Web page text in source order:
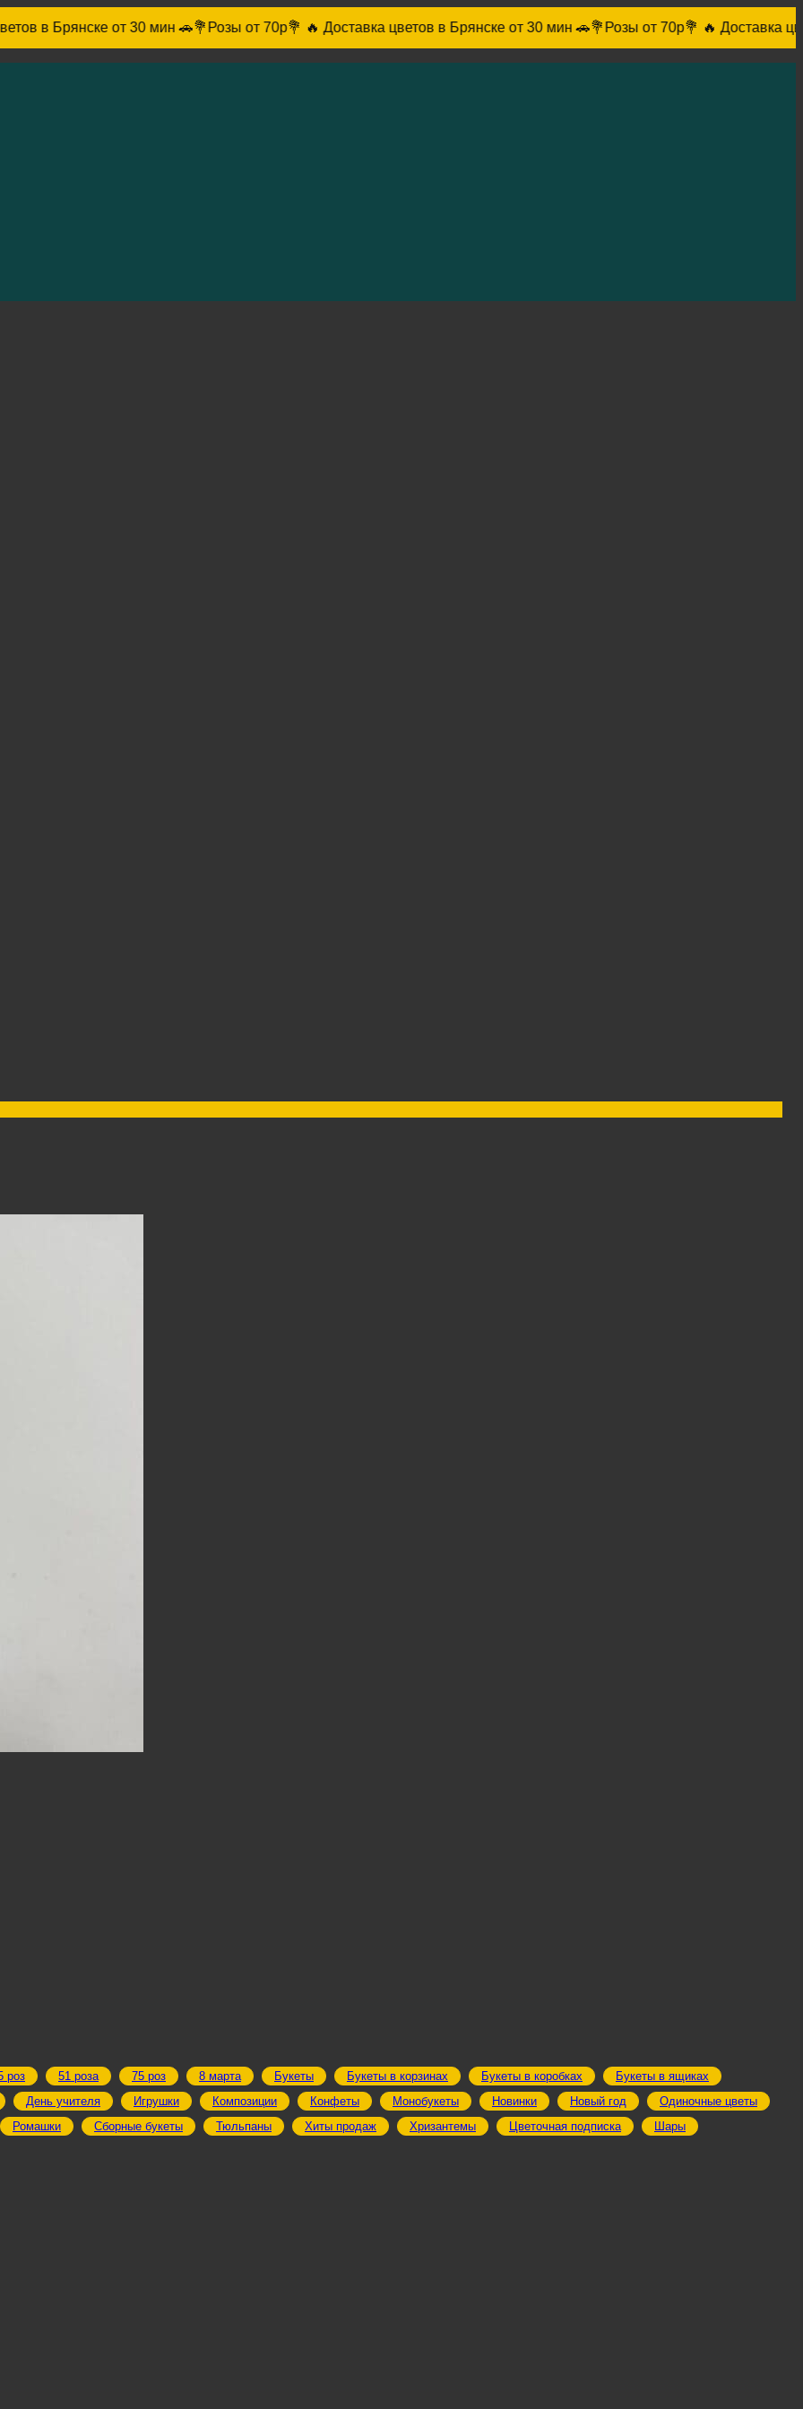
от 30 мин 🚗💐Розы от 70р💐 🔥 Доставка цветов в Брянске от 30 мин 🚗💐Розы от 70р💐 🔥 Доставка цветов в
роз 51 роза 75 роз 8 марта Букеты Букеты в корзинах Букеты в коробках
Букеты в ящиках
День учителя Игрушки Композиции Конфеты Монобукеты Новинки Новый год
Одиночные цветы
Ромашки Сборные букеты Тюльпаны Хиты продаж Хризантемы Цветочная подписка Шары